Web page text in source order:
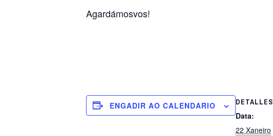
Agardámosvos!
ENGADIR AO CALENDARIO DETALLES
Data:
22 Xaneiro